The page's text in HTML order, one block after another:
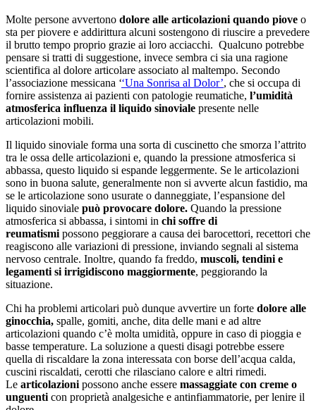
Molte persone avvertono dolore alle articolazioni quando piove o
sta per piovere e addirittura alcuni sostengono di riuscire a prevedere
il brutto tempo proprio grazie ai loro acciacchi. Qualcuno potrebbe
pensare si tratti di suggestione, invece sembra ci sia una ragione
scientifica al dolore articolare associato al maltempo. Secondo
l’associazione messicana ‘‘Una Sonrisa al Dolor’, che si occupa di
fornire assistenza ai pazienti con patologie reumatiche, l’umidità
atmosferica influenza il liquido sinoviale presente nelle
articolazioni mobili.
Il liquido sinoviale forma una sorta di cuscinetto che smorza l’attrito
tra le ossa delle articolazioni e, quando la pressione atmosferica si
abbassa, questo liquido si espande leggermente. Se le articolazioni
sono in buona salute, generalmente non si avverte alcun fastidio, ma
se le articolazione sono usurate o danneggiate, l’espansione del
liquido sinoviale può provocare dolore. Quando la pressione
atmosferica si abbassa, i sintomi in chi soffre di
reumatismi possono peggiorare a causa dei barocettori, recettori che
reagiscono alle variazioni di pressione, inviando segnali al sistema
nervoso centrale. Inoltre, quando fa freddo, muscoli, tendini e
legamenti si irrigidiscono maggiormente, peggiorando la
situazione.
Chi ha problemi articolari può dunque avvertire un forte dolore alle
ginocchia, spalle, gomiti, anche, dita delle mani e ad altre
articolazioni quando c’è molta umidità, oppure in caso di pioggia e
basse temperature. La soluzione a questi disagi potrebbe essere
quella di riscaldare la zona interessata con borse dell’acqua calda,
cuscini riscaldati, cerotti che rilasciano calore e altri rimedi.
Le articolazioni possono anche essere massaggiate con creme o
unguenti con proprietà analgesiche e antinfiammatorie, per lenire il